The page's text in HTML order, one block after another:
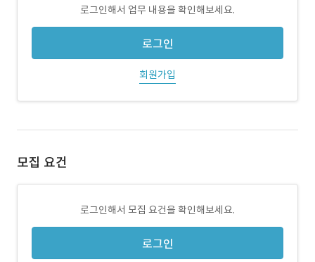
로그인해서 업무 내용을 확인해보세요.
로그인
회원가입
모집 요건
로그인해서 모집 요건을 확인해보세요.
로그인